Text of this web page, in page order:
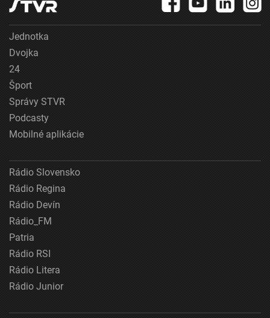
Jednotka
Dvojka
24
Šport
Správy STVR
Podcasty
Mobilné aplikácie
Rádio Slovensko
Rádio Regina
Rádio Devín
Rádio_FM
Patria
Rádio RSI
Rádio Litera
Rádio Junior